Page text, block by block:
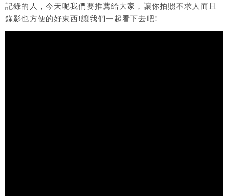
記錄的人，今天呢我們要推薦給大家，讓你拍照不求人而且
錄影也方便的好東西!讓我們一起看下去吧!